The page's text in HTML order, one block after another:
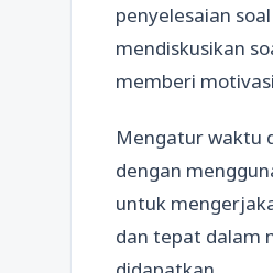
penyelesaian
mendiskusikan
memberi
Mengatur waktu
dengan
untuk
dan tepat dalam